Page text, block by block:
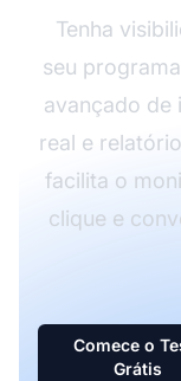
Tenha
seu
avançado de
real e
facilita o
clique e
Comece o
Grátis